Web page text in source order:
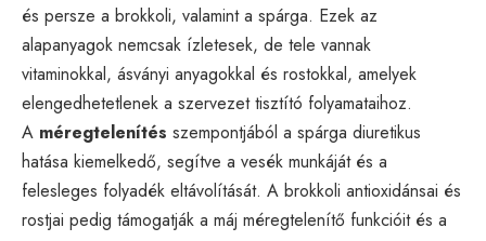
és persze a brokkoli, valamint a spárga. Ezek az
alapanyagok nemcsak ízletesek, de tele vannak
vitaminokkal, ásványi anyagokkal és rostokkal, amelyek
elengedhetetlenek a szervezet tisztító folyamataihoz.
A méregtelenítés szempontjából a spárga diuretikus
hatása kiemelkedő, segítve a vesék munkáját és a
felesleges folyadék eltávolítását. A brokkoli antioxidánsai és
rostjai pedig támogatják a máj méregtelenítő funkcióit és a